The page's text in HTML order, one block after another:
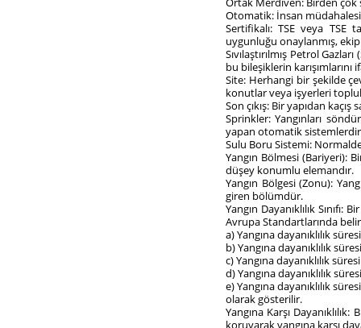
Otomatik: İnsan
Sertifikalı: TSE veya
uygunluğu onaylanmış,
Sıvılaştırılmış Petrol
bu bileşiklerin karışımlarını
Site: Herhangi bir şekilde
konutlar veya işyerleri
Son çıkış: Bir yapıdan
Sprinkler: Yangınları
yapan otomatik
Sulu Boru Sistemi:
Yangın Bölmesi (Bariyeri):
düşey konumlu elemandır.
Yangın Bölgesi (Zonu):
giren bölümdür.
Yangın Dayanıklılık
Avrupa Standartlarında
a) Yangına dayanıklılık
b) Yangına dayanıklılık
c) Yangına dayanıklılık
d) Yangına dayanıklılık
e) Yangına dayanıklılık
olarak gösterilir.
Yangına Karşı
koruyarak yangına karşı